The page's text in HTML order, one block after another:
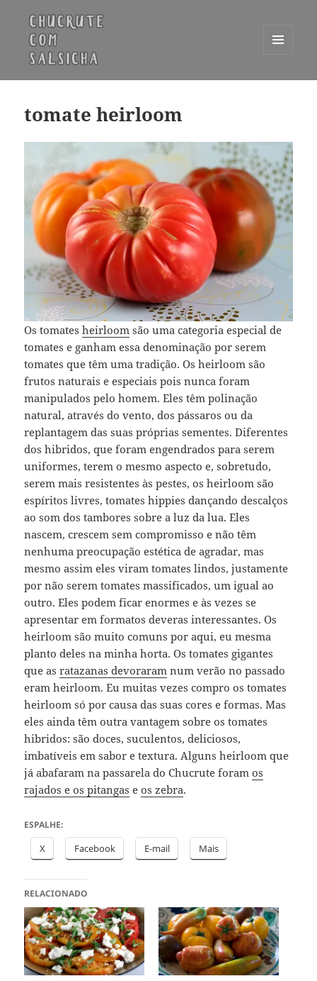
WIDGETS
tomate heirloom
Os tomatesheirloom são uma categoria especial de
tomates e ganham essa denominação por serem
tomates que têm uma tradição. Os heirloom são
frutos naturais e especiais pois nunca foram
manipulados pelo homem. Eles têm polinação
natural, através do vento, dos pássaros ou da
replantagem das suas próprias sementes. Diferentes
dos hibridos, que foram engendrados para serem
uniformes, terem o mesmo aspecto e, sobretudo,
serem mais resistentes às pestes, os heirloom são
espíritos livres, tomates hippies dançando descalços
ao som dos tambores sobre a luz da lua. Eles
nascem, crescem sem compromisso e não têm
nenhuma preocupação estética de agradar, mas
mesmo assim eles viram tomates lindos, justamente
por não serem tomates massificados, um igual ao
outro. Eles podem ficar enormes e às vezes se
apresentar em formatos deveras interessantes. Os
heirloom são muito comuns por aqui, eu mesma
planto deles na minha horta. Os tomates gigantes
que asratazanas devoraram num verão no passado
eram heirloom. Eu muitas vezes compro os tomates
heirloom só por causa das suas cores e formas. Mas
eles ainda têm outra vantagem sobre os tomates
hibridos: são doces, suculentos, deliciosos,
imbatíveis em sabor e textura. Alguns heirloom que
já abafaram na passarela do Chucrute foramos
rajados e os pitangas eos zebra.
ESPALHE:
X Facebook E-mail Mais
RELACIONADO